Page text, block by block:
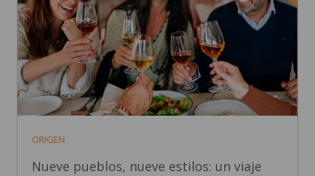
ORIGEN
Nueve pueblos, nueve estilos: un viaje